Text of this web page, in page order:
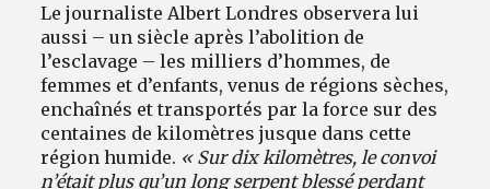
Le journaliste Albert Londres observera lui
aussi – un siècle après l’abolition de
l’esclavage – les milliers d’hommes, de
femmes et d’enfants, venus de régions sèches,
enchaînés et transportés par la force sur des
centaines de kilomètres jusque dans cette
région humide. « Sur dix kilomètres, le convoi
n’était plus qu’un long serpent blessé perdant